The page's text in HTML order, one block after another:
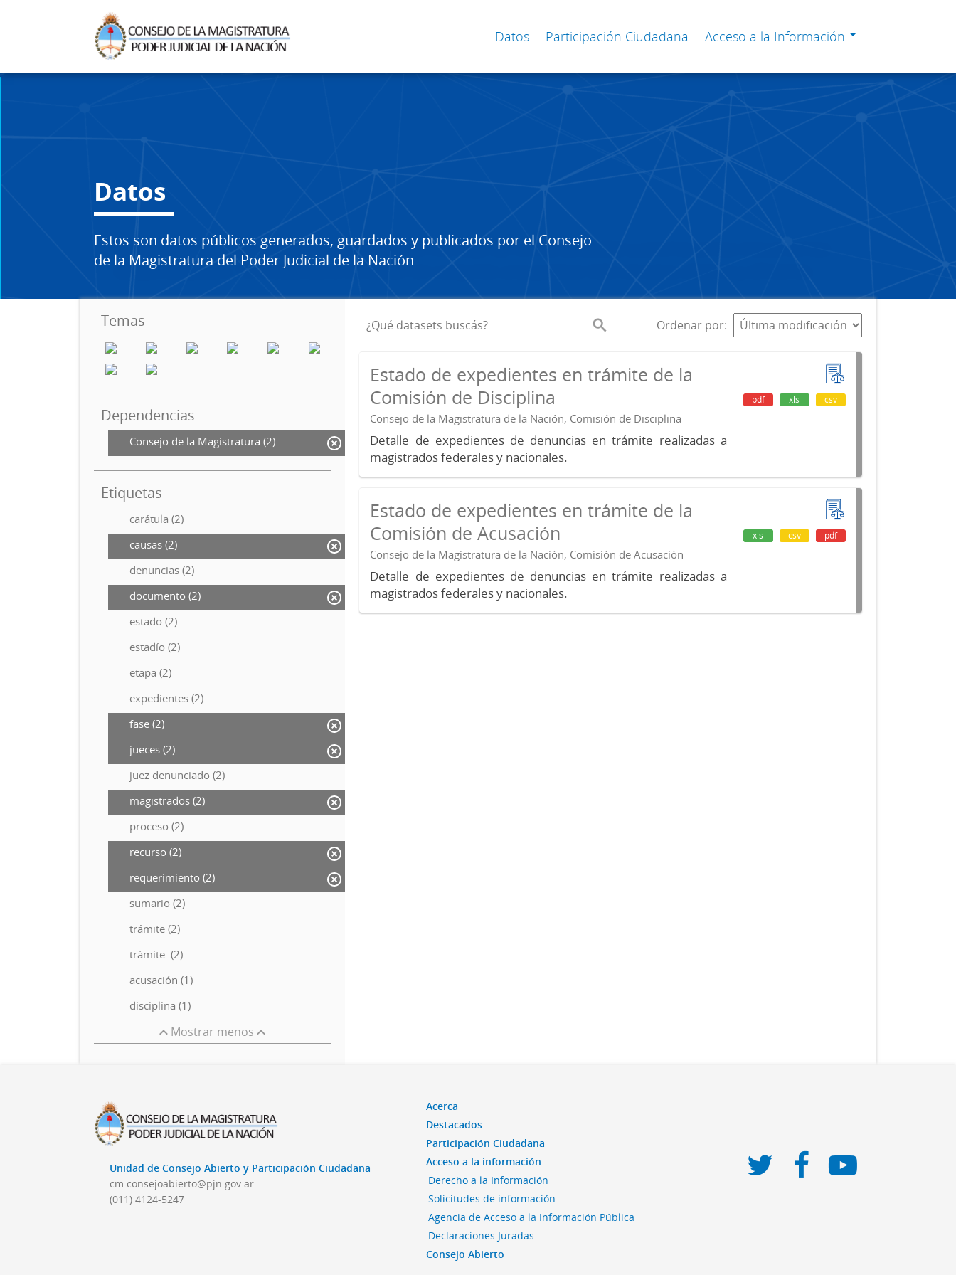
Datos Participación Ciudadana Acceso a la Información
Datos
Estos son datos públicos generados, guardados y publicados por el Consejo
de la Magistratura del Poder Judicial de la Nación
Temas
Dependencias
Consejo de la Magistratura (2)
Etiquetas
carátula (2)
causas (2)
denuncias (2)
documento (2)
estado (2)
estadío (2)
etapa (2)
expedientes (2)
fase (2)
jueces (2)
juez denunciado (2)
magistrados (2)
proceso (2)
recurso (2)
requerimiento (2)
sumario (2)
trámite (2)
trámite. (2)
acusación (1)
disciplina (1)
Mostrar menos
Ordenar por
Estado de expedientes en trámite de la
Comisión de Disciplina
Consejo de la Magistratura de la Nación, Comisión de Disciplina
Detalle de expedientes de denuncias en trámite realizadas a
magistrados federales y nacionales.
pdf xls csv
Estado de expedientes en trámite de la
Comisión de Acusación
Consejo de la Magistratura de la Nación, Comisión de Acusación
Detalle de expedientes de denuncias en trámite realizadas a
magistrados federales y nacionales.
xls csv pdf
Unidad de Consejo Abierto y Participación Ciudadana
cm.consejoabierto@pjn.gov.ar
(011) 4124-5247
Acerca
Destacados
Participación Ciudadana
Acceso a la información
Derecho a la Información
Solicitudes de información
Agencia de Acceso a la Información Pública
Declaraciones Juradas
Consejo Abierto